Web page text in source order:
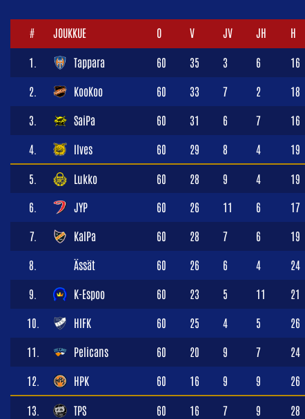
# JOUKKUE O V JV JH H
1. Tappara 60 35 3 6 16
2. KooKoo 60 33 7 2 18
3. SaiPa 60 31 6 7 16
4. Ilves 60 29 8 4 19
5. Lukko 60 28 9 4 19
6. JYP 60 26 11 6 17
7. KalPa 60 28 7 6 19
8. Ässät 60 26 6 4 24
9. K-Espoo 60 23 5 11 21
10. HIFK 60 25 4 5 26
11. Pelicans 60 20 9 7 24
12. HPK 60 16 9 9 26
13. TPS 60 16 7 9 28